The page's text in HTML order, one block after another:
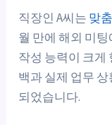
직장인 A씨는 맞
월 만에 해외 미
작성 능력이 크게
백과 실제 업무
되었습니다.